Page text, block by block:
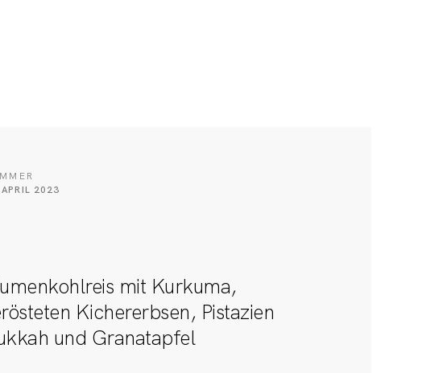
2023
mit Kurkuma,
Kichererbsen, Pistazien
und Granatapfel